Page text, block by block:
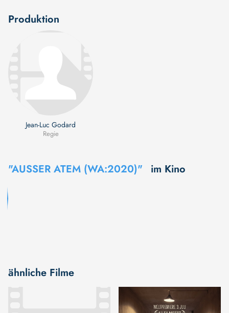
Produktion
Jean-Luc Godard
Regie
"AUSSER ATEM (WA:2020)" im Kino
ähnliche Filme